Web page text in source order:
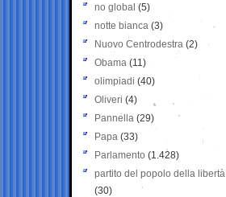
no global (5)
notte bianca (3)
Nuovo Centrodestra (2)
Obama (11)
olimpiadi (40)
Oliveri (4)
Pannella (29)
Papa (33)
Parlamento (1.428)
partito del popolo della libertà
(30)